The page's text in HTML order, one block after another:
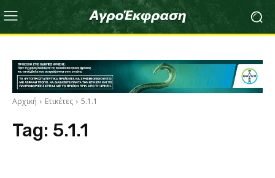
Αρχική Ετικέτες 5.1.1
Tag: 5.1.1